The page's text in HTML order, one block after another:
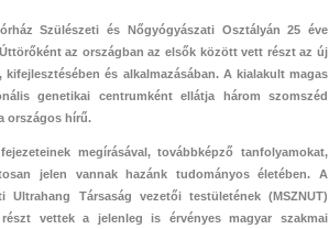
Szülészeti és Nőgyógyászati Osztályán 25 éve
az országban az elsők között vett részt az új
és alkalmazásában. A kialakult magas
genetikai centrumként ellátja három szomszéd
országos hírű.
megírásával, továbbképző tanfolyamokat,
jelen vannak hazánk tudományos életében. A
Ultrahang Társaság vezetői testületének (MSZNUT)
vettek a jelenleg is érvényes magyar szakmai